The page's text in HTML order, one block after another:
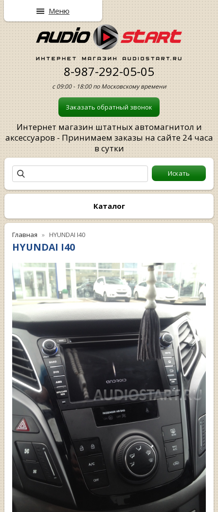
8-987-292-05-05
с 09:00 - 18:00 по Московскому времени
Заказать обратный звонок
Интернет магазин штатных автомагнитол и
аксессуаров - Принимаем заказы на сайте 24 часа
в сутки
Каталог
Главная HYUNDAI I40
HYUNDAI I40
Меню